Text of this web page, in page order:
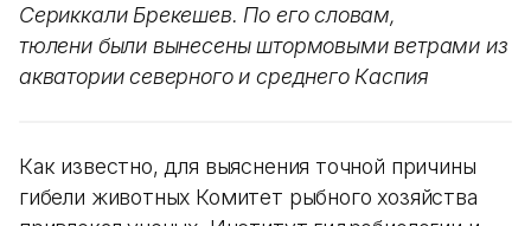
Сериккали Брекешев. По его словам,
тюлени были вынесены штормовыми ветрами из
акватории северного и среднего Каспия
Как известно, для выяснения точной причины
гибели животных Комитет рыбного хозяйства